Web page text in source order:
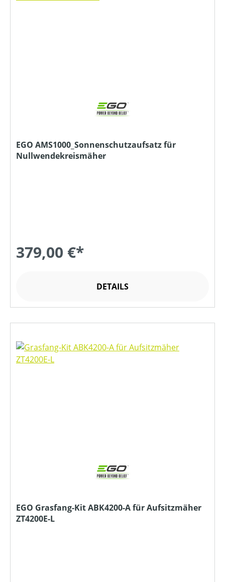
EGO AMS1000_Sonnenschutzaufsatz für
Nullwendekreismäher
379,00 €*
DETAILS
EGO Grasfang-Kit ABK4200-A für Aufsitzmäher
ZT4200E-L